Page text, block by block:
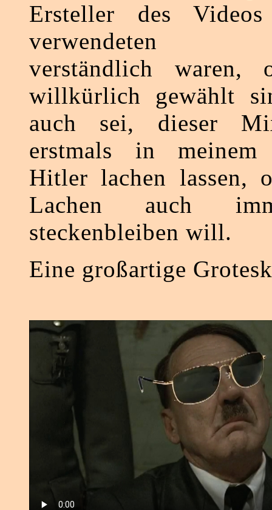
Ersteller des
verwendeten
verständlich waren,
willkürlich gewählt
auch sei, dieser
erstmals in
Hitler lachen lassen,
Lachen auch
steckenbleiben will.
Eine großartige